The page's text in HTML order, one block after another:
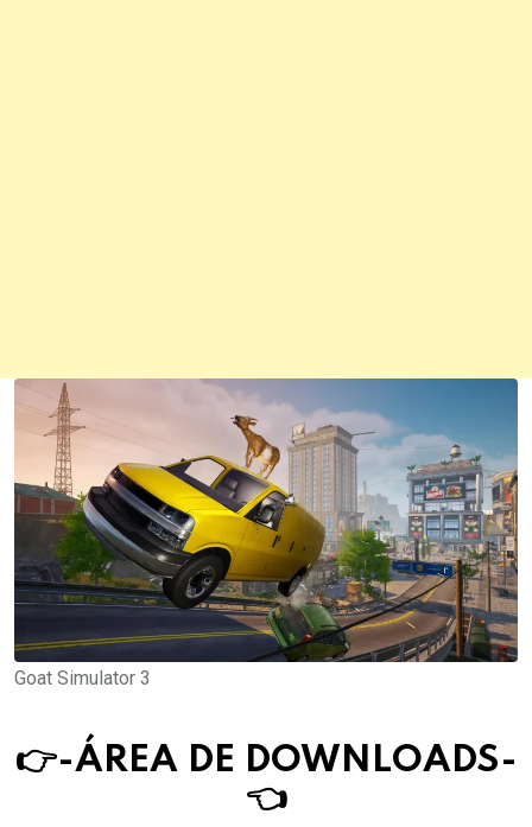
Goat Simulator 3
👉-ÁREA DE DOWNLOADS-
👈